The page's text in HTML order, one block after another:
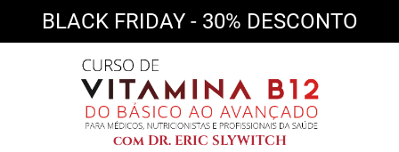
BLACK FRIDAY - 30% DESCONTO
com DR. ERIC SLYWITCH